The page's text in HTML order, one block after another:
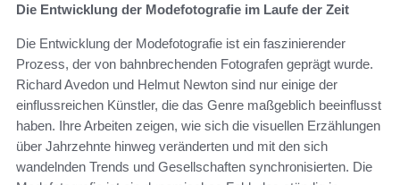
Die Entwicklung der Modefotografie im Laufe der Zeit
Die Entwicklung der Modefotografie ist ein faszinierender
Prozess, der von bahnbrechenden Fotografen geprägt wurde.
Richard Avedon und Helmut Newton sind nur einige der
einflussreichen Künstler, die das Genre maßgeblich beeinflusst
haben. Ihre Arbeiten zeigen, wie sich die visuellen Erzählungen
über Jahrzehnte hinweg veränderten und mit den sich
wandelnden Trends und Gesellschaften synchronisierten. Die